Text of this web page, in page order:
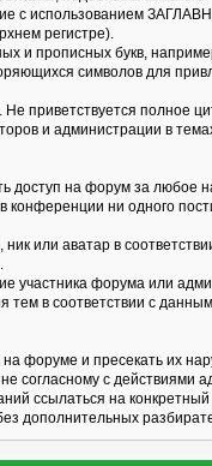
с использованием
регистре).
и прописных букв,
символов для
приветствуется полное
и администрации в
доступ на форум за любое
конференции ни одного
ник или аватар в
участника форума или
тем в соответствии с
форуме и пресекать их
согласному с действиями
ссылаться на
дополнительных